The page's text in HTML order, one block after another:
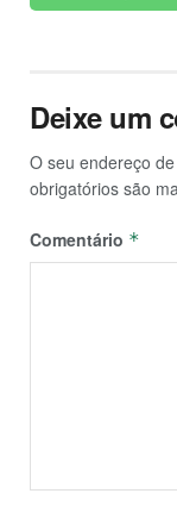
Deixe um
O seu endereço
obrigatórios são
Comentário *